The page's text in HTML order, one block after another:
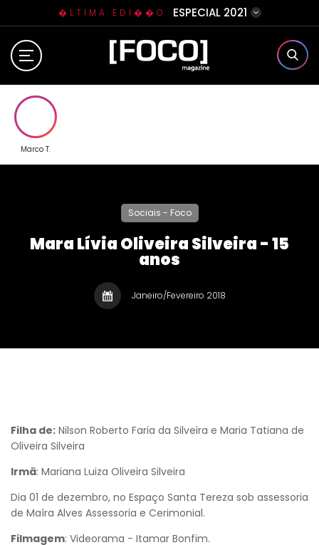
�LTIMA EDI��O ESPECIAL 2021
Home
Contato
Marco T.
Sociais - Foco
Mara Lívia Oliveira Silveira - 15
anos
Janeiro/Fevereiro 2018
Filha de: Nilson Roberto Faria da Silveira e Maria Tatiana de
Oliveira Silveira
Irmã: Mariana Luiza Oliveira Silveira
Dia 01 de dezembro, no Espaço Santa Tereza sob assessoria
de Maíra Alves Assessoria e Cerimonial.
Filmagem: Videorama - Itamar Bonfim.